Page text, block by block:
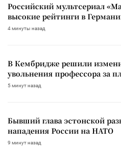
Российский мультсериал
высокие рейтинги в
4 минуты назад
В Кембридже решили
увольнения профессора за
5 минут назад
Бывший глава эстонской
нападения России на НАТО
9 минут назад